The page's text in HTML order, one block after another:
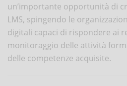
un’importante opportunità di
LMS, spingendo le
digitali capaci di rispondere ai
monitoraggio delle attività
delle competenze acquisite.